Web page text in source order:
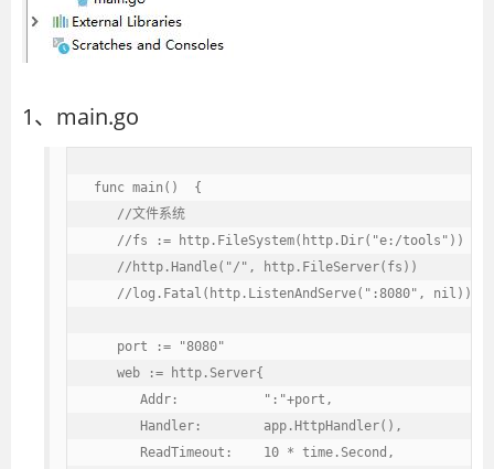
1、main.go
func main()  {
   //文件系统
   //fs := http.FileSystem(http.Dir("e:/tools"))
   //http.Handle("/", http.FileServer(fs))
   //log.Fatal(http.ListenAndServe(":8080", nil))
   port := "8080"
   web := http.Server{
      Addr:           ":"+port,
      Handler:        app.HttpHandler(),
      ReadTimeout:    10 * time.Second,